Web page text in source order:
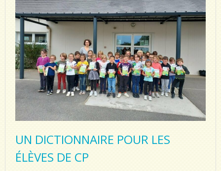
UN DICTIONNAIRE POUR LES
ÉLÈVES DE CP